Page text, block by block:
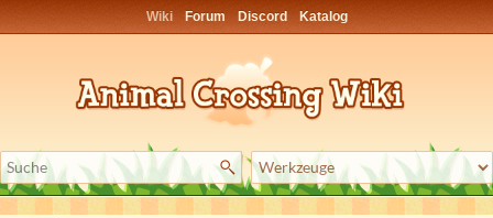
Wiki Forum Discord Katalog